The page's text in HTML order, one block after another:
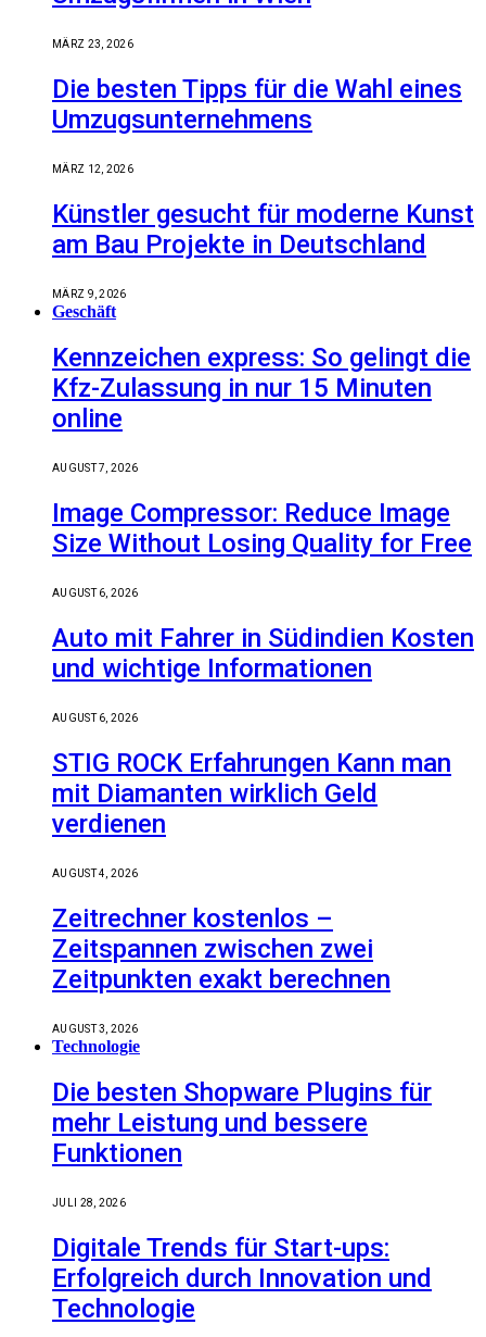
MÄRZ 23, 2026
Die besten Tipps für die Wahl eines
Umzugsunternehmens
MÄRZ 12, 2026
Künstler gesucht für moderne Kunst
am Bau Projekte in Deutschland
MÄRZ 9, 2026
Geschäft
Kennzeichen express: So gelingt die
Kfz-Zulassung in nur 15 Minuten
online
AUGUST 7, 2026
Image Compressor: Reduce Image
Size Without Losing Quality for Free
AUGUST 6, 2026
Auto mit Fahrer in Südindien Kosten
und wichtige Informationen
AUGUST 6, 2026
STIG ROCK Erfahrungen Kann man
mit Diamanten wirklich Geld
verdienen
AUGUST 4, 2026
Zeitrechner kostenlos –
Zeitspannen zwischen zwei
Zeitpunkten exakt berechnen
AUGUST 3, 2026
Technologie
Die besten Shopware Plugins für
mehr Leistung und bessere
Funktionen
JULI 28, 2026
Digitale Trends für Start-ups:
Erfolgreich durch Innovation und
Technologie